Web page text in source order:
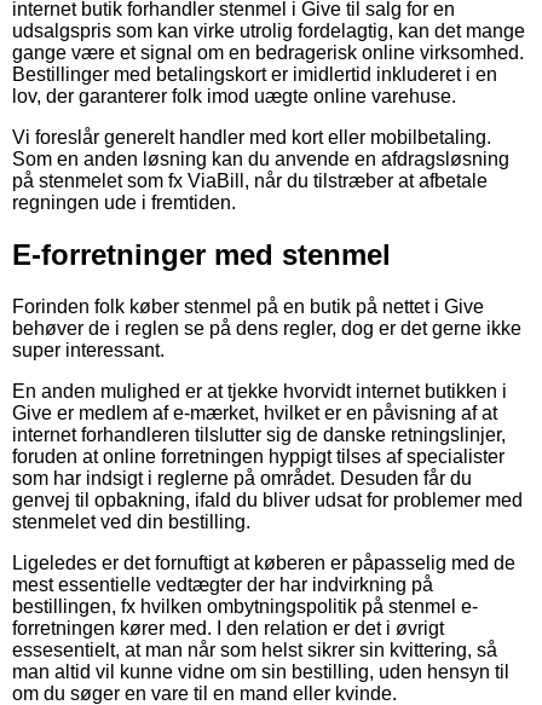
internet butik forhandler stenmel i Give til salg for en
udsalgspris som kan virke utrolig fordelagtig, kan det mange
gange være et signal om en bedragerisk online virksomhed.
Bestillinger med betalingskort er imidlertid inkluderet i en
lov, der garanterer folk imod uægte online varehuse.
Vi foreslår generelt handler med kort eller mobilbetaling.
Som en anden løsning kan du anvende en afdragsløsning
på stenmelet som fx ViaBill, når du tilstræber at afbetale
regningen ude i fremtiden.
E-forretninger med stenmel
Forinden folk køber stenmel på en butik på nettet i Give
behøver de i reglen se på dens regler, dog er det gerne ikke
super interessant.
En anden mulighed er at tjekke hvorvidt internet butikken i
Give er medlem af e-mærket, hvilket er en påvisning af at
internet forhandleren tilslutter sig de danske retningslinjer,
foruden at online forretningen hyppigt tilses af specialister
som har indsigt i reglerne på området. Desuden får du
genvej til opbakning, ifald du bliver udsat for problemer med
stenmelet ved din bestilling.
Ligeledes er det fornuftigt at køberen er påpasselig med de
mest essentielle vedtægter der har indvirkning på
bestillingen, fx hvilken ombytningspolitik på stenmel e-
forretningen kører med. I den relation er det i øvrigt
essesentielt, at man når som helst sikrer sin kvittering, så
man altid vil kunne vidne om sin bestilling, uden hensyn til
om du søger en vare til en mand eller kvinde.